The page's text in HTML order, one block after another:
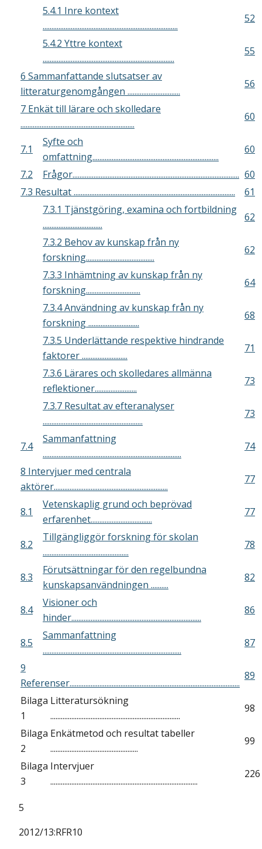
5.4.1 Inre kontext
.............................................................................
52
5.4.2 Yttre kontext
...........................................................................
55
6 Sammanfattande slutsatser av
litteraturgenomgången ..............................
56
7 Enkät till lärare och skolledare
.................................................................
60
7.1
Syfte och
omfattning........................................................................
60
7.2
Frågor............................................................................................... 60
7.3 Resultat ............................................................................................
61
7.3.1 Tjänstgöring, examina och fortbildning
..................................
62
7.3.2 Behov av kunskap från ny
forskning.......................................
62
7.3.3 Inhämtning av kunskap från ny
forskning...............................
64
7.3.4 Användning av kunskap från ny
forskning .............................
68
7.3.5 Underlättande respektive hindrande
faktorer ..........................
71
7.3.6 Lärares och skolledares allmänna
reflektioner........................
73
7.3.7 Resultat av efteranalyser
.........................................................
73
7.4
Sammanfattning
...............................................................................
74
8 Intervjuer med centrala
aktörer.................................................................
77
8.1
Vetenskaplig grund och beprövad
erfarenhet...................................
77
8.2
Tillgängliggör forskning för skolan
.................................................
78
8.3
Förutsättningar för den regelbundna
kunskapsanvändningen ..........
82
8.4
Visioner och
hinder..........................................................................
86
8.5
Sammanfattning
...............................................................................
87
9
Referenser.................................................................................................
89
Bilaga
1
Litteratursökning
..........................................................................
98
Bilaga
2
Enkätmetod och resultat tabeller
..................................................
99
Bilaga
3
Intervjuer
....................................................................................
226
5
2012/13:RFR10